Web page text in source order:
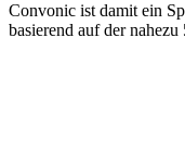
Convonic ist damit ein
basierend auf der